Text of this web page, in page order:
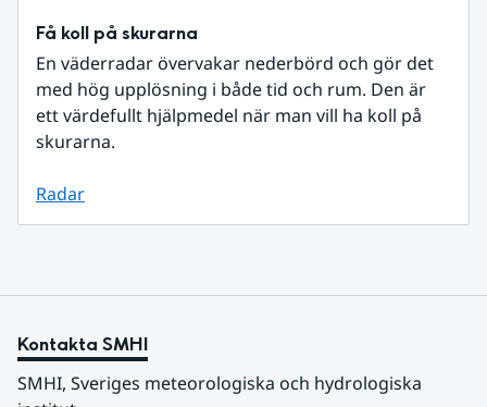
Få koll på skurarna
En väderradar övervakar nederbörd och gör det
med hög upplösning i både tid och rum. Den är
ett värdefullt hjälpmedel när man vill ha koll på
skurarna.
Radar
Kontakta SMHI
SMHI, Sveriges meteorologiska och hydrologiska